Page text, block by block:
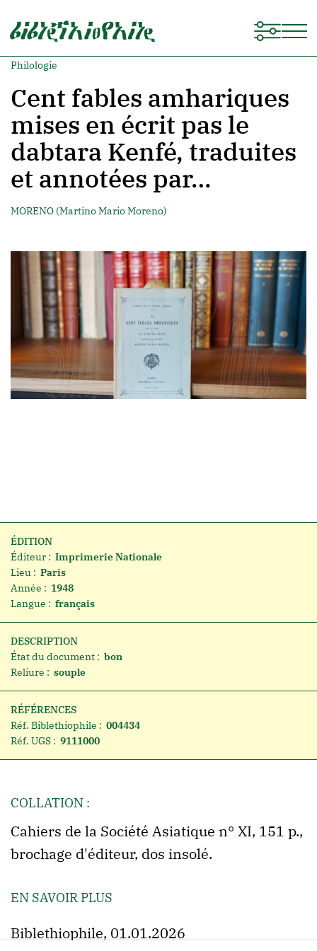
Philologie
Cent fables amhariques
mises en écrit pas le
dabtara Kenfé, traduites
et annotées par…
MORENO (Martino Mario Moreno)
ÉDITION
Éditeur : Imprimerie Nationale
Lieu : Paris
Année : 1948
Langue : français
DESCRIPTION
État du document : bon
Reliure : souple
RÉFÉRENCES
Réf. Biblethiophile : 004434
Réf. UGS : 9111000
COLLATION :
Cahiers de la Société Asiatique n° XI, 151 p.,
brochage d'éditeur, dos insolé.
EN SAVOIR PLUS
Biblethiophile, 01.01.2026